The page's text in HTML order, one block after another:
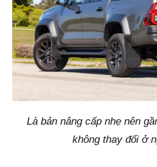
Là bản nâng cấp nhẹ nên
không thay đổi ở